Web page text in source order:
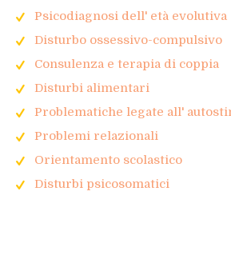
Psicodiagnosi dell' età evolutiva
Disturbo ossessivo-compulsivo
Consulenza e terapia di coppia
Disturbi alimentari
Problematiche legate all'
Problemi relazionali
Orientamento scolastico
Disturbi psicosomatici